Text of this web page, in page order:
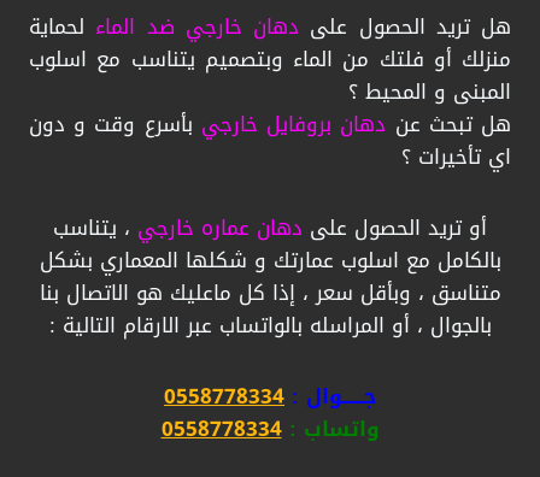
هل تريد الحصول على دهان خارجي ضد الماء لحماية
منزلك أو فلتك من الماء وبتصميم يتناسب مع اسلوب
المبنى و المحيط ؟
هل تبحث عن دهان بروفايل خارجي بأسرع وقت و دون
اي تأخيرات ؟
أو تريد الحصول على دهان عماره خارجي ، يتناسب
بالكامل مع اسلوب عمارتك و شكلها المعماري بشكل
متناسق ، وبأقل سعر ، إذا كل ماعليك هو الاتصال بنا
بالجوال ، أو المراسله بالواتساب عبر الارقام التالية :
جــــــوال : 0558778334
واتساب :0558778334